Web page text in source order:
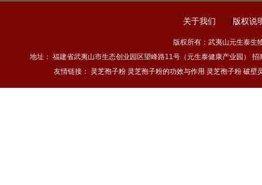
关于我们 版权说
版权所有：武夷山元生泰生
地址： 福建省武夷山市生态创业园区望峰路11号（元生泰健康产业园）
友情链接： 灵芝孢子粉 灵芝孢子粉的功效与作用 灵芝孢子粉 破壁